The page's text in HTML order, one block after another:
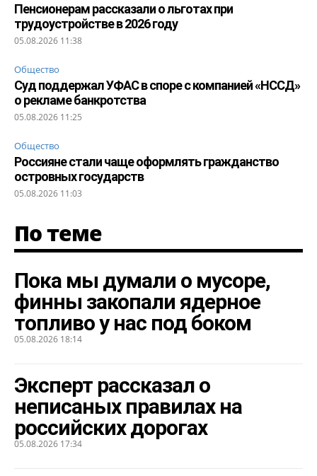
Пенсионерам рассказали о льготах при
трудоустройстве в 2026 году
05.08.2026 11:38
Общество
Суд поддержал УФАС в споре с компанией «НССД»
о рекламе банкротства
05.08.2026 11:25
Общество
Россияне стали чаще оформлять гражданство
островных государств
05.08.2026 11:03
По теме
Пока мы думали о мусоре,
финны закопали ядерное
топливо у нас под боком
05.08.2026 18:14
Эксперт рассказал о
неписаных правилах на
российских дорогах
05.08.2026 17:34